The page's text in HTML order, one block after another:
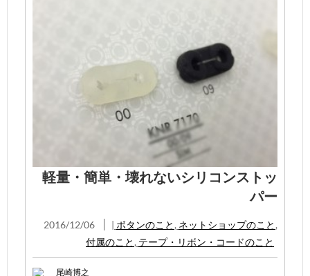
軽量・簡単・壊れないシリコンストッ
パー
2016/12/06 | ボタンのこと , ネットショップのこと ,
付属のこと , テープ・リボン・コードのこと
尾崎博之